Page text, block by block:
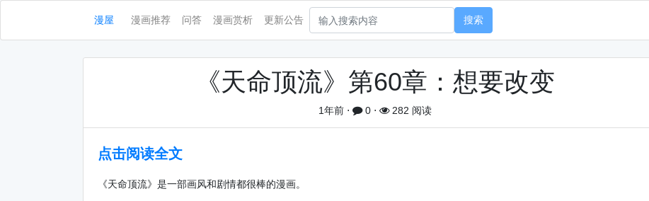
漫屋 漫画推荐 问答 漫画赏析 更新公告 搜索
《天命顶流》第60章：想要改变
1年前⋅ 0⋅ 282 阅读
点击阅读全文
《天命顶流》是一部画风和剧情都很棒的漫画。